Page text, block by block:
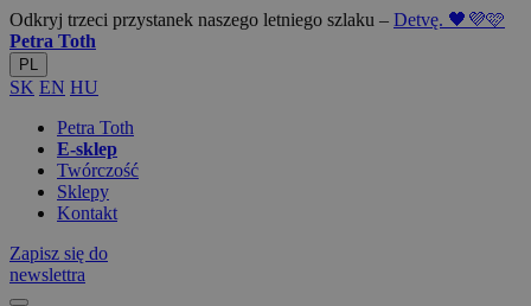
Odkryj trzeci przystanek naszego letniego szlaku – Detvę. 🖤💜🩷
Petra Toth
PL
SK EN HU
Petra Toth
E-sklep
Twórczość
Sklepy
Kontakt
Zapisz się do
newslettra